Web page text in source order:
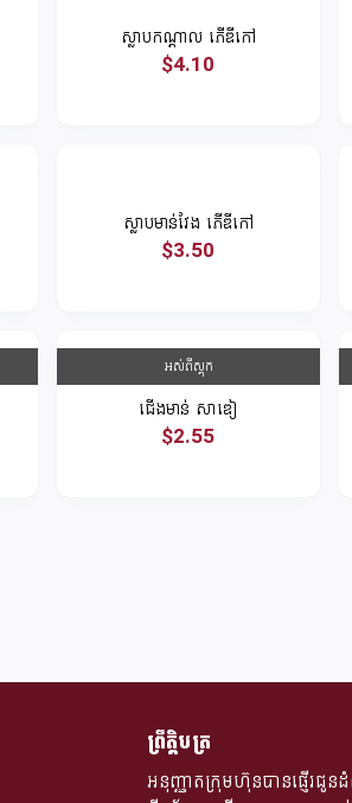
ស្លាបកណ្តាល ភើឌីកៅ
$4.10
ស្លាបមាន់វែង ភើឌីកៅ
$3.50
អស់ពីស្តុក
ជើងមាន់ សាឌៀ
$2.55
ព្រឹត្តិបត្រ
អនុញ្ញាតក្រុមហ៊ុនបានផ្ញើរ